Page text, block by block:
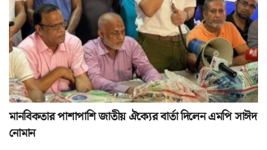
মানবিকতার পাশাপাশি জাতীয় ঐক্যের বার্তা দিলেন এমপি সাঈদ
নোমান